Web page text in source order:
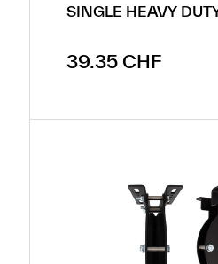
SINGLE HEAVY
Prix régulier :
39.35 CHF